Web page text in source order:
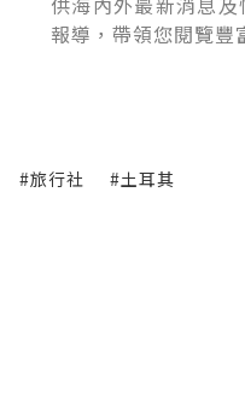
報導，帶領您閱覽豐
#旅行社 #土耳其